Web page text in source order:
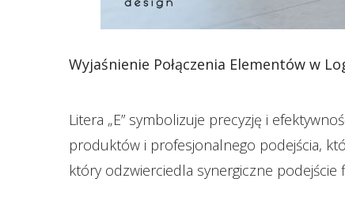
Wyjaśnienie Połączenia Elementów w
Litera „E” symbolizuje precyzję i
produktów i profesjonalnego podejścia,
który odzwierciedla synergiczne podejście